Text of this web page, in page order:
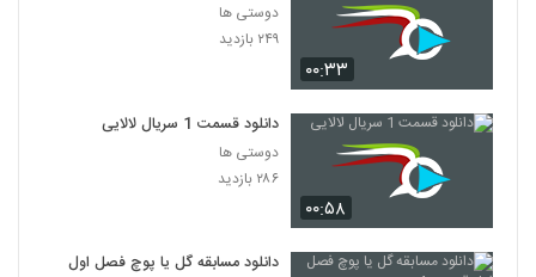
۰۰:۳۳
دوستی ها
۲۴۹ بازدید
۰۰:۵۸
دانلود قسمت 1 سریال لالایی
دوستی ها
۲۸۶ بازدید
دانلود مسابقه گل یا پوچ فصل اول